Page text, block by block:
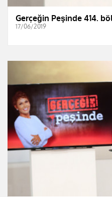
Gerçeğin Peşinde 414.
17/06/2019